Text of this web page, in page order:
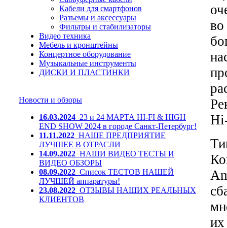
Кабели для смартфонов
Разъемы и аксессуары
Фильтры и стабилизаторы
Видео техника
Мебель и кронштейны
Концертное оборудование
Музыкальные инструменты
ДИСКИ И ПЛАСТИНКИ
Новости и обзоры
16.03.2024 23 и 24 МАРТА HI-FI & HIGH
END SHOW 2024 в городе Санкт-Петербург!
11.11.2022 НАШЕ ПРЕДПРИЯТИЕ
ЛУЧШЕЕ В ОТРАСЛИ
14.09.2022 НАШИ ВИДЕО ТЕСТЫ И
ВИДЕО ОБЗОРЫ
08.09.2022 Список ТЕСТОВ НАШЕЙ
ЛУЧШЕЙ аппаратуры!
23.08.2022 ОТЗЫВЫ НАШИХ РЕАЛЬНЫХ
КЛИЕНТОВ
во